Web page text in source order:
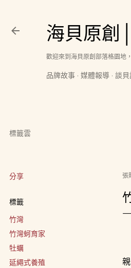
海貝原創
歡迎來到海貝原創部落格園地
品牌故事 媒體報導 談
標籤雲
分享
標籤
竹灣
竹灣蚵育家
牡蠣
延繩式養殖
張